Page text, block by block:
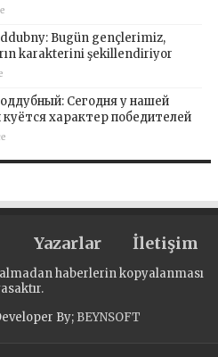
Bugün gençlerimiz,
karakterini şekillendiriyor
Сегодня у нашей
характер победителей
Yazarlar İletişim
haberlerin kopyalanması
By; BEYNSOFT